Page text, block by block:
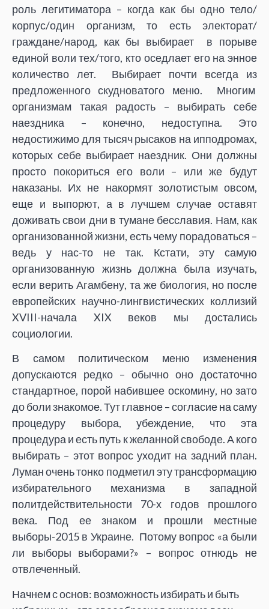
роль легитиматора – когда как бы одно тело/
корпус/один организм, то есть электорат/
граждане/народ, как бы выбирает в порыве
единой воли тех/того, кто оседлает его на энное
количество лет. Выбирает почти всегда из
предложенного скудноватого меню. Многим
организмам такая радость – выбирать себе
наездника – конечно, недоступна. Это
недостижимо для тысяч рысаков на ипподромах,
которых себе выбирает наездник. Они должны
просто покориться его воли – или же будут
наказаны. Их не накормят золотистым овсом,
еще и выпорют, а в лучшем случае оставят
доживать свои дни в тумане бесславия. Нам, как
организованной жизни, есть чему порадоваться –
ведь у нас-то не так. Кстати, эту самую
организованную жизнь должна была изучать,
если верить Агамбену, та же биология, но после
европейских научно-лингвистических коллизий
XVIII-начала XIX веков мы достались
социологии.
В самом политическом меню изменения
допускаются редко – обычно оно достаточно
стандартное, порой набившее оскомину, но зато
до боли знакомое. Тут главное – согласие на саму
процедуру выбора, убеждение, что эта
процедура и есть путь к желанной свободе. А кого
выбирать – этот вопрос уходит на задний план.
Луман очень тонко подметил эту трансформацию
избирательного механизма в западной
политдействительности 70-х годов прошлого
века. Под ее знаком и прошли местные
выборы-2015 в Украине. Потому вопрос «а были
ли выборы выборами?» – вопрос отнюдь не
отвлеченный.
Начнем с основ: возможность избирать и быть